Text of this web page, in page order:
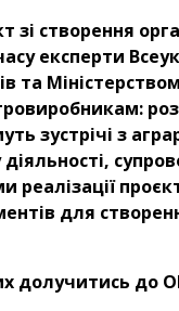
зі створення
експерти
та
зустрічі з
для
долучитись до